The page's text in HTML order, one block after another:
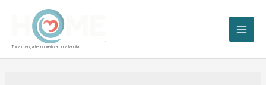
conteúdo
Toda criança tem direito a uma família